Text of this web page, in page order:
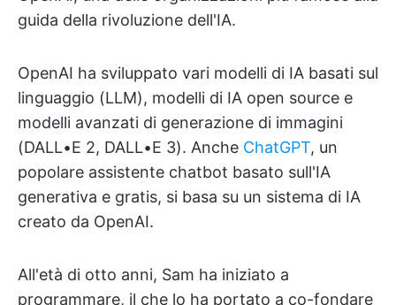
guida della rivoluzione dell'IA.
OpenAI ha sviluppato vari modelli di IA basati sul
linguaggio (LLM), modelli di IA open source e
modelli avanzati di generazione di immagini
(DALL•E 2, DALL•E 3). Anche ChatGPT, un
popolare assistente chatbot basato sull'IA
generativa e gratis, si basa su un sistema di IA
creato da OpenAI.
All'età di otto anni, Sam ha iniziato a
programmare, il che lo ha portato a co-fondare